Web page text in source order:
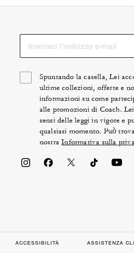
Spuntando la casella, Lei
ultime collezioni, offerte e
informazioni su come
alle promozioni di Coach.
sensi delle leggi in vigore e
qualsiasi momento. Può
nostraInformativa sulla
ACCESSIBILITÀ ASSISTENZA